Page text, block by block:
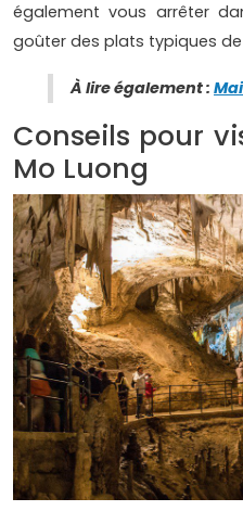
également vous arrêter
goûter des plats typiques
À lire également :
Conseils pour
Mo Luong